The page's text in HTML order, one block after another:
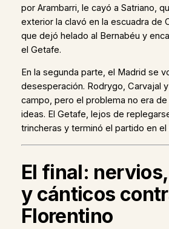
por Arambarri, le cayó a Satriano,
exterior la clavó en la escuadra de
que dejó helado al Bernabéu y
el Getafe.
En la segunda parte, el Madrid se
desesperación. Rodrygo, Carvajal
campo, pero el problema no era
ideas. El Getafe, lejos de
trincheras y terminó el partido en el
El final:
y cánticos
Florentino